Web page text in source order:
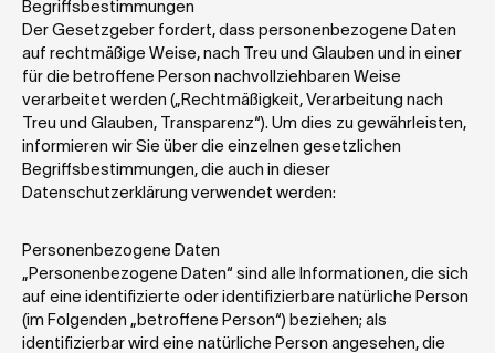
Begriffsbestimmungen
Der Gesetzgeber fordert, dass personenbezogene Daten
auf rechtmäßige Weise, nach Treu und Glauben und in einer
für die betroffene Person nachvollziehbaren Weise
verarbeitet werden („Rechtmäßigkeit, Verarbeitung nach
Treu und Glauben, Transparenz“). Um dies zu gewährleisten,
informieren wir Sie über die einzelnen gesetzlichen
Begriffsbestimmungen, die auch in dieser
Datenschutzerklärung verwendet werden:
Personenbezogene Daten
„Personenbezogene Daten“ sind alle Informationen, die sich
auf eine identifizierte oder identifizierbare natürliche Person
(im Folgenden „betroffene Person“) beziehen; als
identifizierbar wird eine natürliche Person angesehen, die